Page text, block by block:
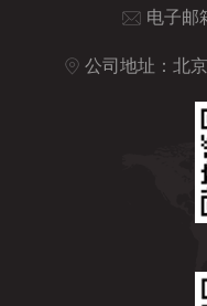
电子邮
公司地址：北